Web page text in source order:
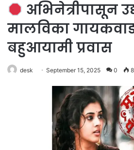
अभिनेत्रीपासून
मालविका
बहुआयामी प्रवास
desk September 15, 2025 0